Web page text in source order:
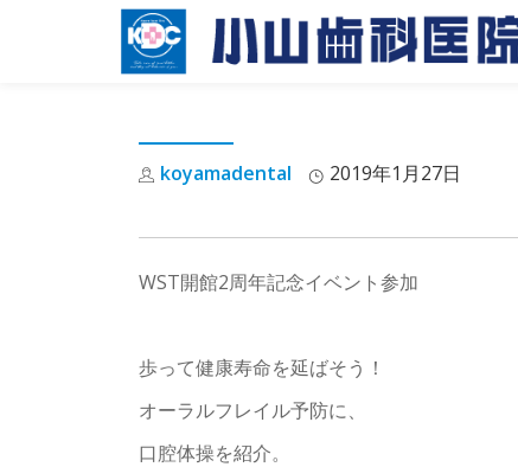
koyamadental 2019年1月27日
WST開館2周年記念イベント参加
歩って健康寿命を延ばそう！
オーラルフレイル予防に、
口腔体操を紹介。